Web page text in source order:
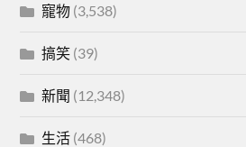
寵物 (3,538)
搞笑 (39)
新聞 (12,348)
生活 (468)